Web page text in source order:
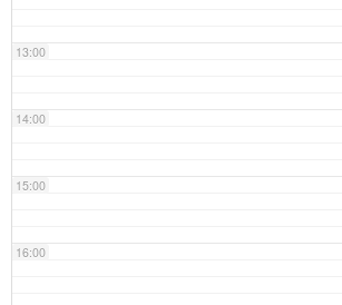
13:00
14:00
15:00
16:00